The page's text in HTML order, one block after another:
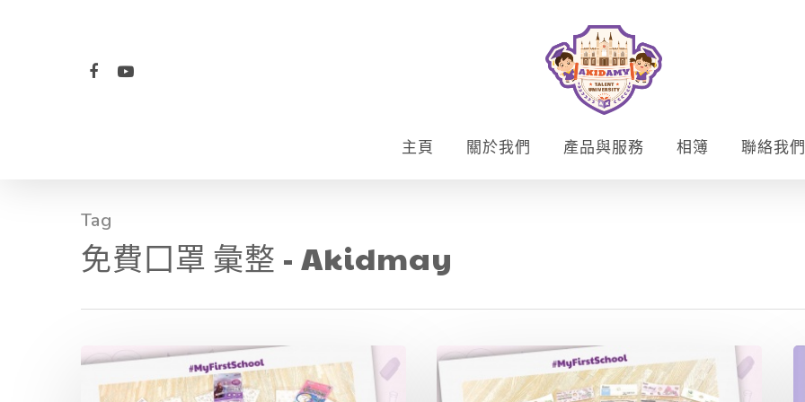
Hit enter to search or ESC to close
主頁 關於我們 產品與服務 相簿 聯絡我們
Tag
免費囗罩 彙整 - Akidmay